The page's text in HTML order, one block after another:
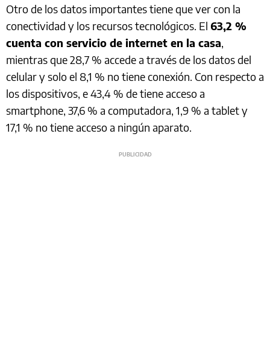
Otro de los datos importantes tiene que ver con la
conectividad y los recursos tecnológicos. El 63,2 %
cuenta con servicio de internet en la casa,
mientras que 28,7 % accede a través de los datos del
celular y solo el 8,1 % no tiene conexión. Con respecto a
los dispositivos, e 43,4 % de tiene acceso a
smartphone, 37,6 % a computadora, 1,9 % a tablet y
17,1 % no tiene acceso a ningún aparato.